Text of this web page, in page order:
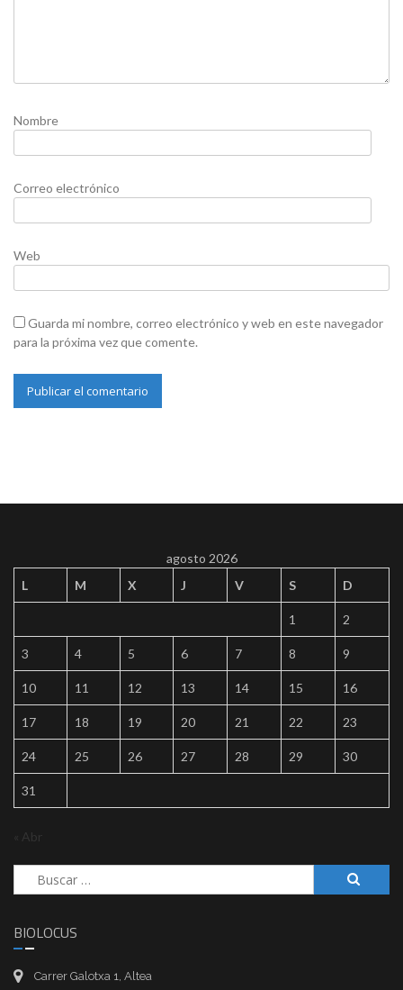
Nombre
Correo electrónico
Web
Guarda mi nombre, correo electrónico y web en este navegador
para la próxima vez que comente.
agosto 2026
L
M X J V S D
1 2
3 4 5 6 7 8 9
10 11 12 13 14 15 16
17 18 19 20 21 22 23
24 25 26 27 28 29 30
31
« Abr
Buscar:
BIOLOCUS
Carrer Galotxa 1, Altea